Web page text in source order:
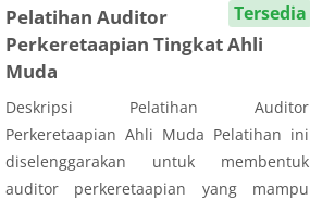
Tersedia
Pelatihan Auditor
Perkeretaapian Tingkat Ahli
Muda
Deskripsi Pelatihan Auditor
Perkeretaapian Ahli Muda Pelatihan ini
diselenggarakan untuk membentuk
auditor perkeretaapian yang mampu